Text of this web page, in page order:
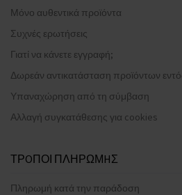
Μόνο αυθεντικά προϊόντα
Συχνές ερωτήσεις
Γιατί να κάνετε εγγραφή;
Δωρεάν αντικατάσταση προϊόντων
Υπαναχώρηση από τη σύμβαση
Αλλαγή συγκατάθεσης για cookies
ΤΡOΠΟΙ ΠΛΗΡΩΜHΣ
Πληρωμή κατά την παράδοση